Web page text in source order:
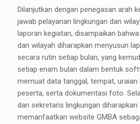
Dilanjutkan dengan penegasan arah
jawab pelayanan lingkungan dan
laporan kegiatan, disampaikan
dan wilayah diharapkan menyusun
secara rutin setiap bulan, yang
setiap enam bulan dalam bentuk
memuat data tanggal, tempat, uraian
peserta, serta dokumentasi foto.
dan sekretaris lingkungan
memanfaatkan website GMBA